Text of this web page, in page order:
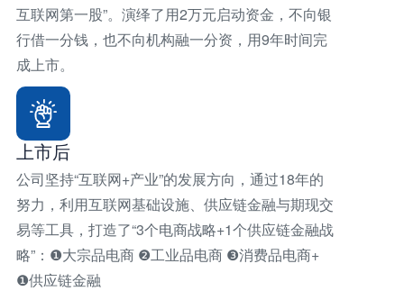
互联网第一股”。演绎了用2万元启动资金，不向银
行借一分钱，也不向机构融一分资，用9年时间完
成上市。
上市后
公司坚持“互联网+产业”的发展方向，通过18年的
努力，利用互联网基础设施、供应链金融与期现交
易等工具，打造了“3个电商战略+1个供应链金融战
略”：❶大宗品电商 ❷工业品电商 ❸消费品电商+
❶供应链金融